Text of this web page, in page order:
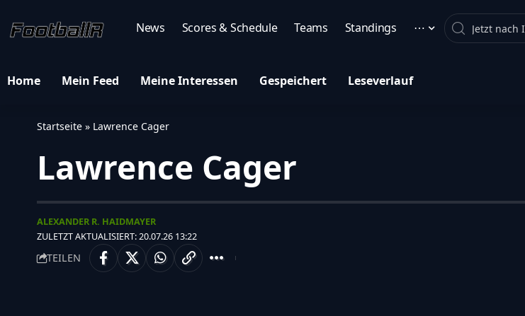
News Scores & Schedule Teams Standings ⋯ Search
Home Mein Feed Meine Interessen Gespeichert Leseverlauf
Startseite » Lawrence Cager
Lawrence Cager
ZULETZT AKTUALISIERT: 20.07.26 13:22
ALEXANDER R. HAIDMAYER
TEILEN